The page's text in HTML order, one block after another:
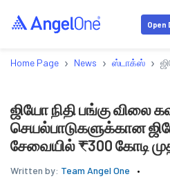
Open
Home Page › News › ஸ்டாக்ஸ் ›
ஜியோ நிதி பங்கு
செயல்பாடுகளுக்கான
சேவையில் ₹300 கோடி
Written by: Team Angel One